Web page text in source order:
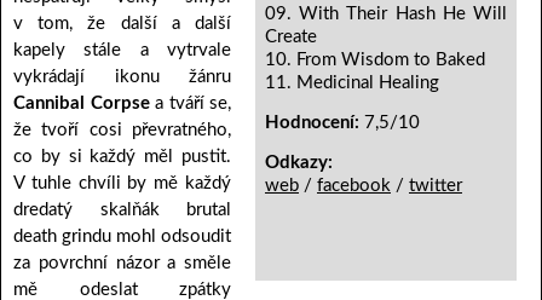
09. With Their Hash He Will
Create
10. From Wisdom to Baked
11. Medicinal Healing
Hodnocení: 7,5/10
Odkazy:
web / facebook / twitter
v tom, že další a další
kapely stále a vytrvale
vykrádají ikonu žánru
Cannibal Corpsea tváří se,
že tvoří cosi převratného,
co by si každý měl pustit.
V tuhle chvíli by mě každý
dredatý skalňák brutal
death grindu mohl odsoudit
za povrchní názor a směle
mě odeslat zpátky